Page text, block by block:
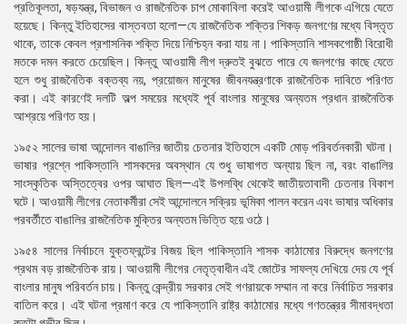
প্রতিকূলতা, ষড়যন্ত্র, বিভাজন ও রাজনৈতিক চাপ মোকাবিলা করেই আওয়ামী লীগকে এগিয়ে যেতে
হয়েছে। কিন্তু ইতিহাসের বাস্তবতা হলো—যে রাজনৈতিক শক্তির শিকড় জনগণের মধ্যে বিস্তৃত
থাকে, তাকে কেবল প্রশাসনিক শক্তি দিয়ে নিশ্চিহ্ন করা যায় না। পাকিস্তানি শাসকগোষ্ঠী বিরোধী
মতকে দমন করতে চেয়েছিল। কিন্তু আওয়ামী লীগ দ্রুতই বুঝতে পারে যে জনগণের কাছে যেতে
হলে শুধু রাজনৈতিক বক্তব্য নয়, প্রয়োজন মানুষের জীবনযন্ত্রণাকে রাজনৈতিক দাবিতে পরিণত
করা। এই কারণেই দলটি অল্প সময়ের মধ্যেই পূর্ব বাংলার মানুষের অন্যতম প্রধান রাজনৈতিক
আশ্রয়ে পরিণত হয়।
১৯৫২ সালের ভাষা আন্দোলন বাঙালির জাতীয় চেতনার ইতিহাসে একটি মোড় পরিবর্তনকারী ঘটনা।
ভাষার প্রশ্নে পাকিস্তানি শাসকদের অবস্থান যে শুধু ভাষাগত অন্যায় ছিল না, বরং বাঙালির
সাংস্কৃতিক অস্তিত্বের ওপর আঘাত ছিল—এই উপলব্ধি থেকেই জাতীয়তাবাদী চেতনার বিকাশ
ঘটে। আওয়ামী লীগের নেতাকর্মীরা সেই আন্দোলনে সক্রিয় ভূমিকা পালন করেন এবং ভাষার অধিকার
পরবর্তীতে বাঙালির রাজনৈতিক মুক্তির অন্যতম ভিত্তি হয়ে ওঠে।
১৯৫৪ সালের নির্বাচনে যুক্তফ্রন্টের বিজয় ছিল পাকিস্তানি শাসক কাঠামোর বিরুদ্ধে জনগণের
প্রথম বড় রাজনৈতিক রায়। আওয়ামী লীগের নেতৃত্বাধীন এই জোটের সাফল্য দেখিয়ে দেয় যে পূর্ব
বাংলার মানুষ পরিবর্তন চায়। কিন্তু কেন্দ্রীয় সরকার সেই গণরায়কে সম্মান না করে নির্বাচিত সরকার
বাতিল করে। এই ঘটনা প্রমাণ করে যে পাকিস্তানি রাষ্ট্র কাঠামোর মধ্যে গণতন্ত্রের সীমাবদ্ধতা